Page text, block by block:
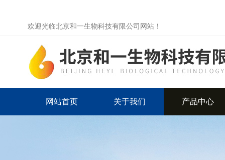
欢迎光临北京和一生物科技有限公司网站！
网站首页 关于我们 产品中心